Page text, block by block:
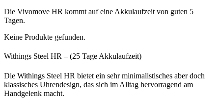
Die Vivomove HR kommt auf eine Akkulaufzeit von guten 5
Tagen.
Keine Produkte gefunden.
Withings Steel HR – (25 Tage Akkulaufzeit)
Die Withings Steel HR bietet ein sehr minimalistisches aber doch
klassisches Uhrendesign, das sich im Alltag hervorragend am
Handgelenk macht.